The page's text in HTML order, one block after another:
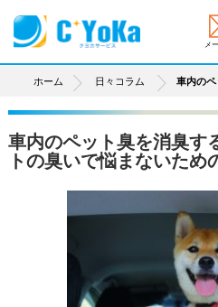
メ
ホーム 日々コラム 車内の
車内のペット臭を消臭す
トの臭いで悩まないため